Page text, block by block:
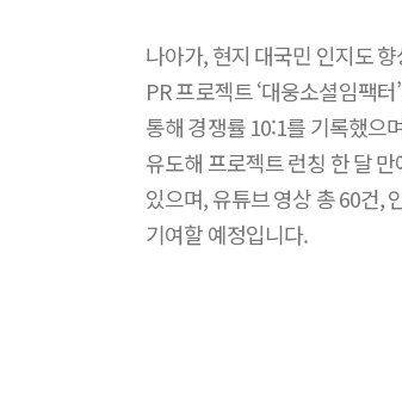
나아가, 현지 대국민 인지도
PR 프로젝트 ‘대웅소셜임팩
통해 경쟁률 10:1를 기록했으
유도해 프로젝트 런칭 한 달
있으며, 유튜브 영상 총 60건,
기여할 예정입니다.